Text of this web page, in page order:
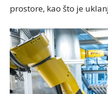
prostore, kao što je